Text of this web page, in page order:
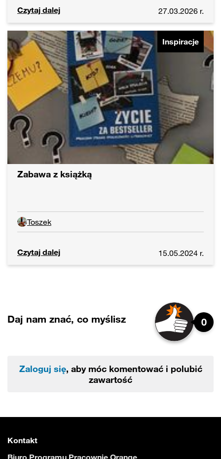
Czytaj dalej 27.03.2026 r.
Inspiracje
Zabawa z książką
Toszek
Czytaj dalej 15.05.2024 r.
Daj nam znać, co myślisz 0
Zaloguj się, aby móc komentować i polubić
zawartość
Kontakt